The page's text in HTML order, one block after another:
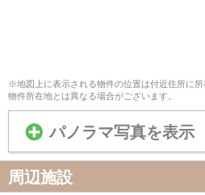
※地図上に表示される物件の位置は付近住所に
物件所在地とは異なる場合がございます。
パノラマ写真を表示
周辺施設